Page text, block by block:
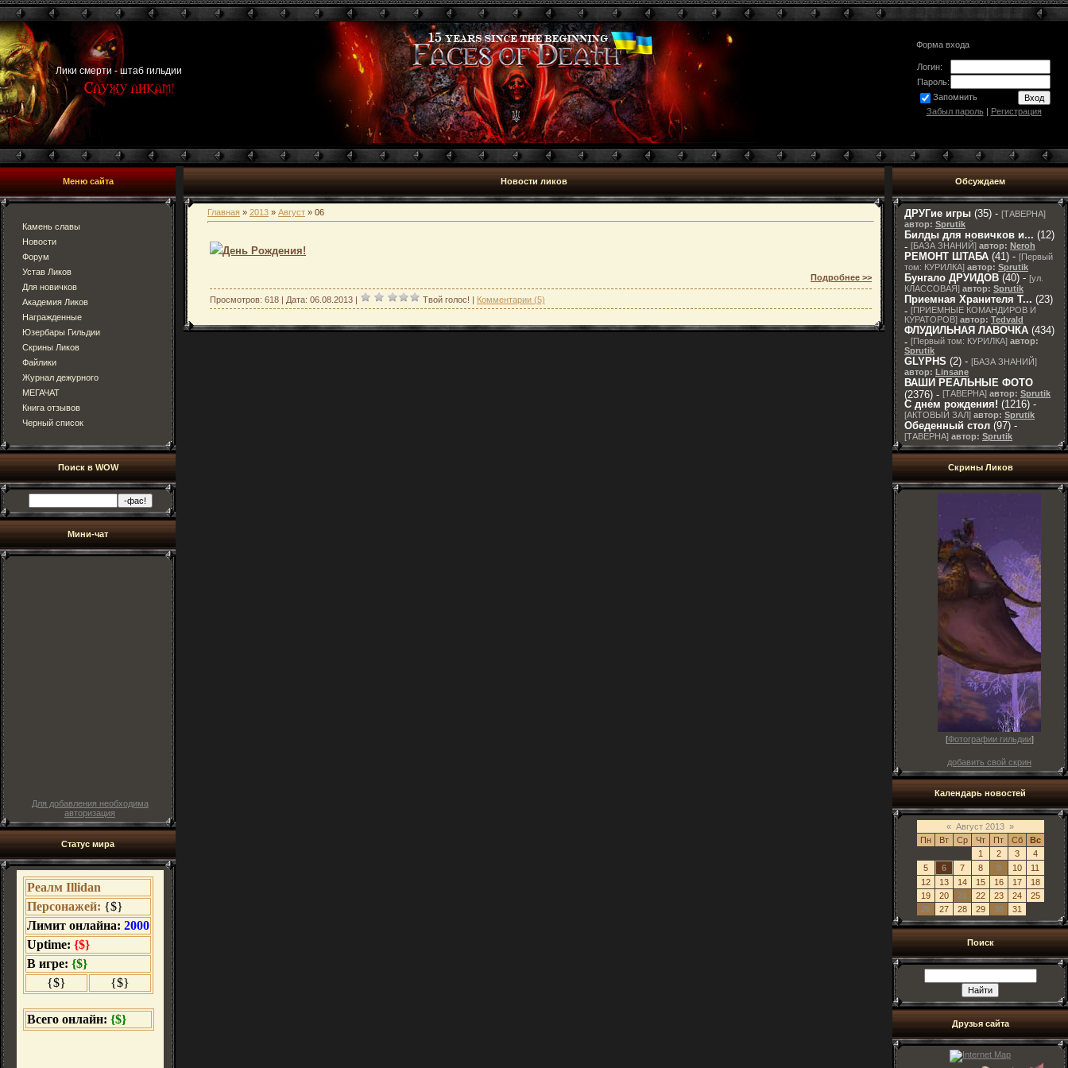
Лики смерти - штаб гильдии
Форма входа
Логин:
Пароль:
Запомнить
Забыл пароль| Регистрация
Меню сайта
Камень славы
Новости
Форум
Устав Ликов
Для новичков
Академия Ликов
Награжденные
Юзербары Гильдии
Скрины Ликов
Файлики
Журнал дежурного
МЕГАЧАТ
Книга отзывов
Черный список
Поиск в WOW
Мини-чат
Для добавления необходима
авторизация
Статус мира
Новости ликов
Главная » 2013 » Август » 06
День Рождения!
Подробнее >>
Просмотров: 618 | Дата: 06.08.2013 Твой голос! Комментарии (5)
Обсуждаем
ДРУГие игры (35) - [ТАВЕРНА]
автор: Sprutik
Билды для новичков и... (12)
- [БАЗА ЗНАНИЙ] автор: Neroh
РЕМОНТ ШТАБА (41) - [Первый
том: КУРИЛКА] автор: Sprutik
Бунгало ДРУИДОВ (40) - [ул.
КЛАССОВАЯ] автор: Sprutik
Приемная Хранителя T... (23)
- [ПРИЕМНЫЕ КОМАНДИРОВ И
КУРАТОРОВ] автор: Tedvald
ФЛУДИЛЬНАЯ ЛАВОЧКА (434)
- [Первый том: КУРИЛКА] автор:
Sprutik
GLYPHS (2) - [БАЗА ЗНАНИЙ]
автор: Linsane
ВАШИ РЕАЛЬНЫЕ ФОТО
(2376) - [ТАВЕРНА] автор: Sprutik
С днем рождения! (1216) -
[АКТОВЫЙ ЗАЛ] автор: Sprutik
Обеденный стол (97) -
[ТАВЕРНА] автор: Sprutik
Скрины Ликов
[Фотографии гильдии]
добавить свой скрин
Календарь новостей
« Август 2013 »
Пн
Вт Ср Чт Пт Сб
Вс
1
2 3
4
5
6 7 8 9 10
11
12
13 14 15 16 17
18
19
20 21 22 23 24
25
26
27 28 29 30 31
Поиск
Друзья сайта